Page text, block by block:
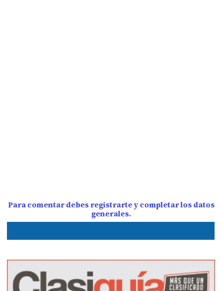
Para comentar debes registrarte y completar los datos
generales.